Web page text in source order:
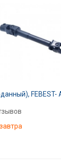
FEBEST-